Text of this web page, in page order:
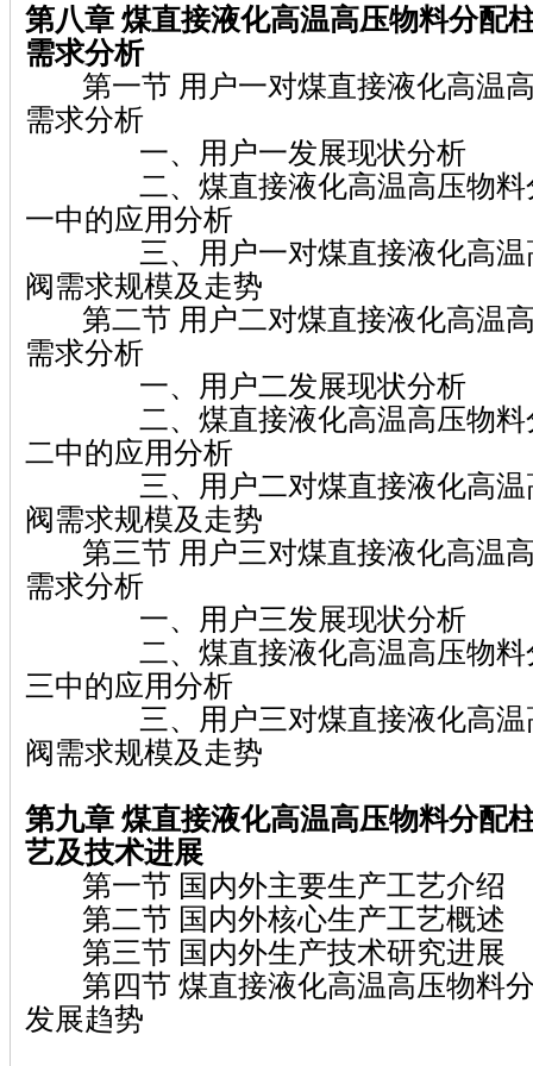
第八章 煤直接液化高温高压物料分配
需求分析
第一节 用户一对煤直接液化高温
需求分析
一、用户一发展现状分析
二、煤直接液化高温高压物料
一中的应用分析
三、用户一对煤直接液化高温
阀需求规模及走势
第二节 用户二对煤直接液化高温
需求分析
一、用户二发展现状分析
二、煤直接液化高温高压物料
二中的应用分析
三、用户二对煤直接液化高温
阀需求规模及走势
第三节 用户三对煤直接液化高温
需求分析
一、用户三发展现状分析
二、煤直接液化高温高压物料
三中的应用分析
三、用户三对煤直接液化高温
阀需求规模及走势
第九章 煤直接液化高温高压物料分配
艺及技术进展
第一节 国内外主要生产工艺介绍
第二节 国内外核心生产工艺概述
第三节 国内外生产技术研究进展
第四节 煤直接液化高温高压物料
发展趋势